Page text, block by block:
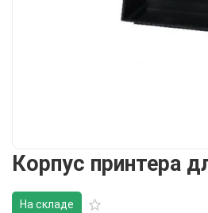
Корпус принтера
На складе